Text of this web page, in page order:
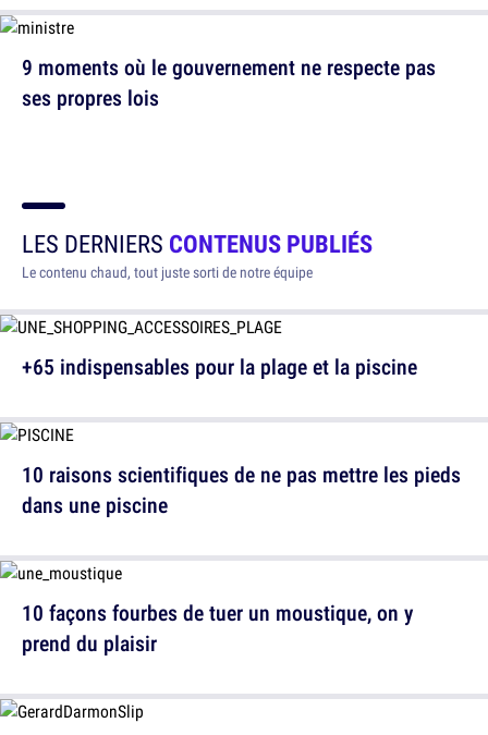
9 moments où le gouvernement ne respecte pas
ses propres lois
LES DERNIERS CONTENUS PUBLIÉS
Le contenu chaud, tout juste sorti de notre équipe
+65 indispensables pour la plage et la piscine
10 façons fourbes de tuer un moustique, on y
prend du plaisir
10 raisons scientifiques de ne pas mettre les pieds
dans une piscine